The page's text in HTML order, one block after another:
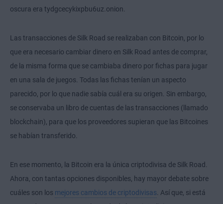
oscura era tydgcecykixpbu6uz.onion.
Las transacciones de Silk Road se realizaban con Bitcoin, por lo
que era necesario cambiar dinero en Silk Road antes de comprar,
de la misma forma que se cambiaba dinero por fichas para jugar
en una sala de juegos. Todas las fichas tenían un aspecto
parecido, por lo que nadie sabía cuál era su origen. Sin embargo,
se conservaba un libro de cuentas de las transacciones (llamado
blockchain), para que los proveedores supieran que las Bitcoines
se habían transferido.
En ese momento, la Bitcoin era la única criptodivisa de Silk Road.
Ahora, con tantas opciones disponibles, hay mayor debate sobre
cuáles son los mejores cambios de criptodivisas. Así que, si está